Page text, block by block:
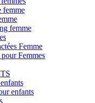
femme
femme
Femme
Femmes
enfants